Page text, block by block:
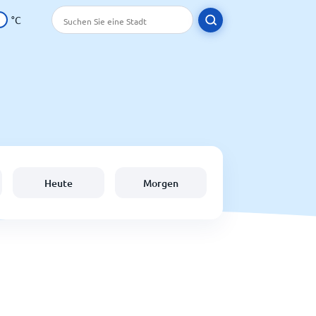
°C
Heute Morgen